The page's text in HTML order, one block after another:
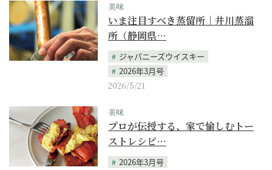
美味
いま注目すべき蒸留所｜井川蒸溜
所（静岡県…
ジャパニーズウイスキー
2026年3月号
2026/5/21
美味
プロが伝授する、家で愉しむトー
ストレシピ…
2026年3月号